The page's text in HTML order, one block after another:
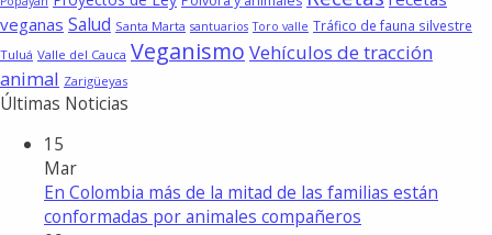
veganas Salud Santa Marta santuarios Toro valle Tráfico de fauna silvestre
Tuluá Valle del Cauca Veganismo Vehículos de tracción
animal Zarigüeyas
Últimas Noticias
15
Mar
En Colombia más de la mitad de las familias están
conformadas por animales compañeros